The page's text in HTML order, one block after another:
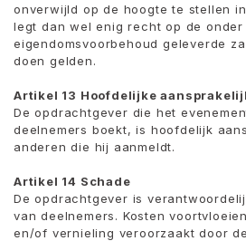
onverwijld op de hoogte te stellen
legt dan wel enig recht op de onder
eigendomsvoorbehoud geleverde
doen gelden.
Artikel 13 Hoofdelijke
De opdrachtgever die het
deelnemers boekt, is hoofdelijk
anderen die hij aanmeldt.
Artikel 14 Schade
De opdrachtgever is
van deelnemers. Kosten
en/of vernieling veroorzaakt door